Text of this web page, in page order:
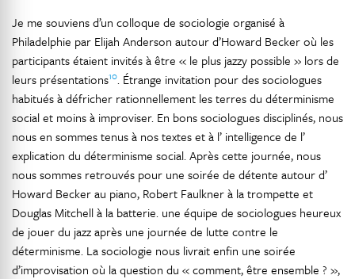
Je me souviens d’un colloque de sociologie organisé à
Philadelphie par Elijah Anderson autour d’Howard Becker où les
participants étaient invités à être « le plus jazzy possible » lors de
leurs présentations10. Étrange invitation pour des sociologues
habitués à défricher rationnellement les terres du déterminisme
social et moins à improviser. En bons sociologues disciplinés, nous
nous en sommes tenus à nos textes et à l’ intelligence de l’
explication du déterminisme social. Après cette journée, nous
nous sommes retrouvés pour une soirée de détente autour d’
Howard Becker au piano, Robert Faulkner à la trompette et
Douglas Mitchell à la batterie. une équipe de sociologues heureux
de jouer du jazz après une journée de lutte contre le
déterminisme. La sociologie nous livrait enfin une soirée
d’improvisation où la question du « comment, être ensemble ? »,